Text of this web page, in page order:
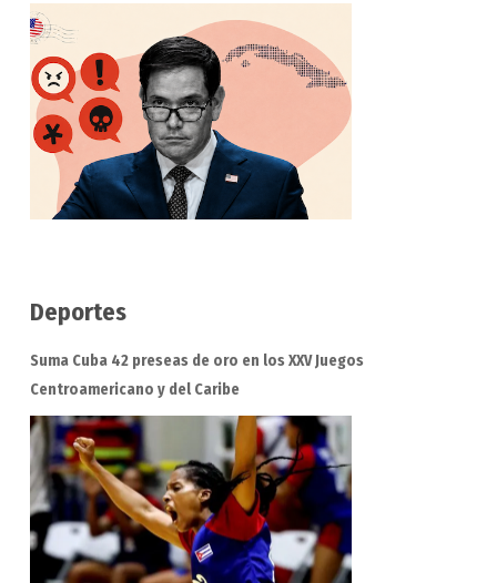
Deportes
Suma Cuba 42 preseas de oro en los XXV Juegos
Centroamericano y del Caribe